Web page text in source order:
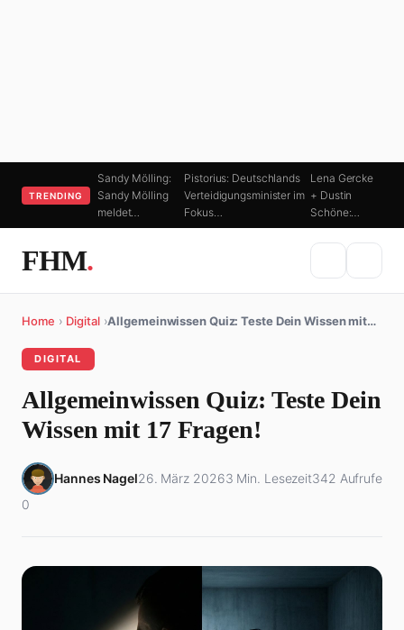
TRENDING
Sandy Mölling:
Sandy Mölling
meldet…
Pistorius: Deutschlands
Verteidigungsminister im
Fokus…
Lena Gercke
+ Dustin
Schöne:…
FHM.
Home › Digital ›Allgemeinwissen Quiz: Teste Dein Wissen mit…
DIGITAL
Allgemeinwissen Quiz: Teste Dein
Wissen mit 17 Fragen!
Hannes Nagel26. März 20263 Min. Lesezeit342 Aufrufe
0